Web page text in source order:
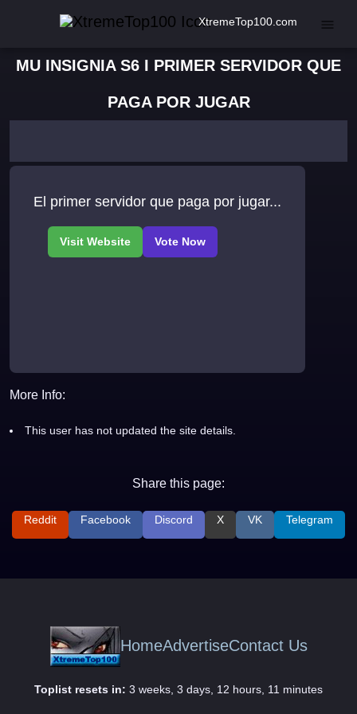
XtremeTop100.com
MU INSIGNIA S6 I PRIMER SERVIDOR QUE
PAGA POR JUGAR
El primer servidor que paga por jugar...
More Info:
This user has not updated the site details.
Share this page:
Reddit Facebook Discord X VK Telegram
HomeAdvertiseContact Us
Toplist resets in: 3 weeks, 3 days, 12 hours, 11 minutes